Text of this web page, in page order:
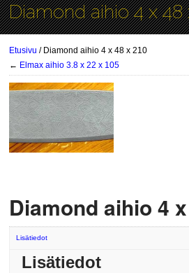
Diamond aihio 4 x 48
Etusivu / Diamond aihio 4 x 48 x 210
← Elmax aihio 3.8 x 22 x 105
Diamond aihio 4
Lisätiedot
Lisätiedot